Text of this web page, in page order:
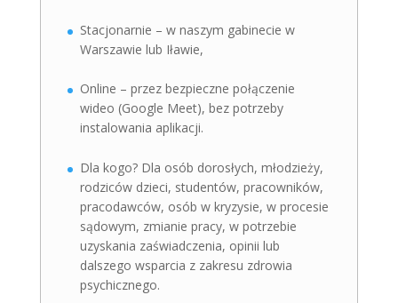
Stacjonarnie – w naszym gabinecie w
Warszawie lub Iławie,
Online – przez bezpieczne połączenie
wideo (Google Meet), bez potrzeby
instalowania aplikacji.
Dla kogo? Dla osób dorosłych, młodzieży,
rodziców dzieci, studentów, pracowników,
pracodawców, osób w kryzysie, w procesie
sądowym, zmianie pracy, w potrzebie
uzyskania zaświadczenia, opinii lub
dalszego wsparcia z zakresu zdrowia
psychicznego.